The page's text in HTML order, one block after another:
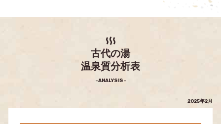
古代の湯
温泉質分析表
-ANALYSIS-
2025年2月